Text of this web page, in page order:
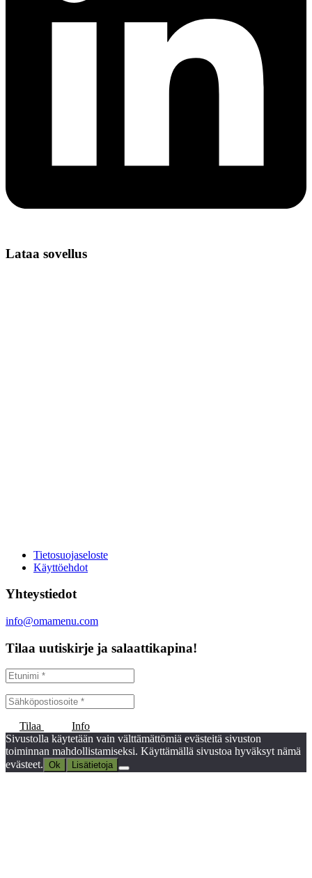
Lataa sovellus
Tietosuojaseloste
Käyttöehdot
Yhteystiedot
info@omamenu.com
Tilaa uutiskirje ja salaattikapina!
Tilaa
Info
Sivustolla käytetään vain välttämättömiä evästeitä sivuston
toiminnan mahdollistamiseksi. Käyttämällä sivustoa hyväksyt nämä
evästeet. Ok Lisätietoja